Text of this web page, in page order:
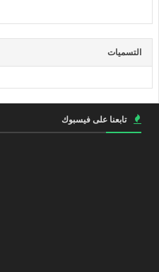
التسميات
تابعنا على فيسبوك